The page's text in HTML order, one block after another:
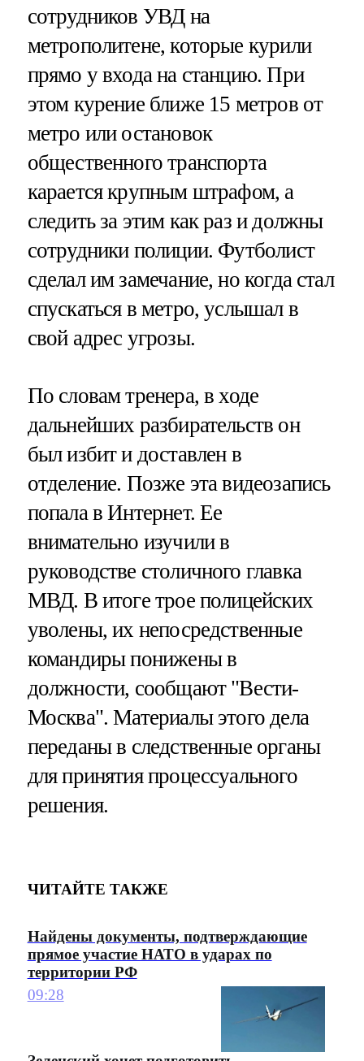
сотрудников УВД на
метрополитене, которые курили
прямо у входа на станцию. При
этом курение ближе 15 метров от
метро или остановок
общественного транспорта
карается крупным штрафом, а
следить за этим как раз и должны
сотрудники полиции. Футболист
сделал им замечание, но когда стал
спускаться в метро, услышал в
свой адрес угрозы.
По словам тренера, в ходе
дальнейших разбирательств он
был избит и доставлен в
отделение. Позже эта видеозапись
попала в Интернет. Ее
внимательно изучили в
руководстве столичного главка
МВД. В итоге трое полицейских
уволены, их непосредственные
командиры понижены в
должности, сообщают "Вести-
Москва". Материалы этого дела
переданы в следственные органы
для принятия процессуального
решения.
ЧИТАЙТЕ ТАКЖЕ
Найдены документы, подтверждающие
прямое участие НАТО в ударах по
территории РФ
09:28